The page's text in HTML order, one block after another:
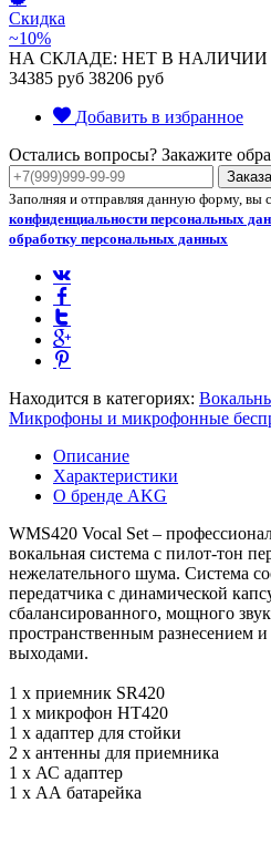
Скидка
~10%
НА СКЛАДЕ: НЕТ В НАЛИЧИИ
34385 руб 38206 руб
Добавить в избранное
Остались вопросы? Закажите
Заполняя и отправляя данную форму, вы
конфиденциальности персональных
обработку персональных данных
Находится в категориях:
Микрофоны и микрофонные
Описание
Характеристики
О бренде AKG
WMS420 Vocal Set –
вокальная система с пилот-тон
нежелательного шума. Система
передатчика с динамической
сбалансированного, мощного
пространственным разнесением
выходами.
1 х приемник SR420
1 х микрофон HT420
1 х адаптер для стойки
2 х антенны для приемника
1 х АС адаптер
1 х АА батарейка